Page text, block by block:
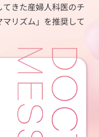
きた産婦人科医のチ
リズム」を推奨して